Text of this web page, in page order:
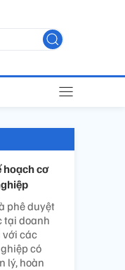
hoạch cơ
phê duyệt
tại doanh
với các
có
lý, hoàn